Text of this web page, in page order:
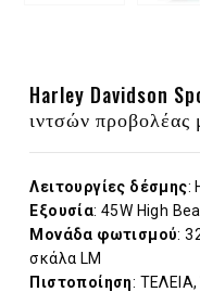
Harley Davidson
ιντσών προβολέας
Λειτουργίες δέσμης:
Εξουσία: 45W High
Μονάδα φωτισμού:
σκάλα LM
Πιστοποίηση: